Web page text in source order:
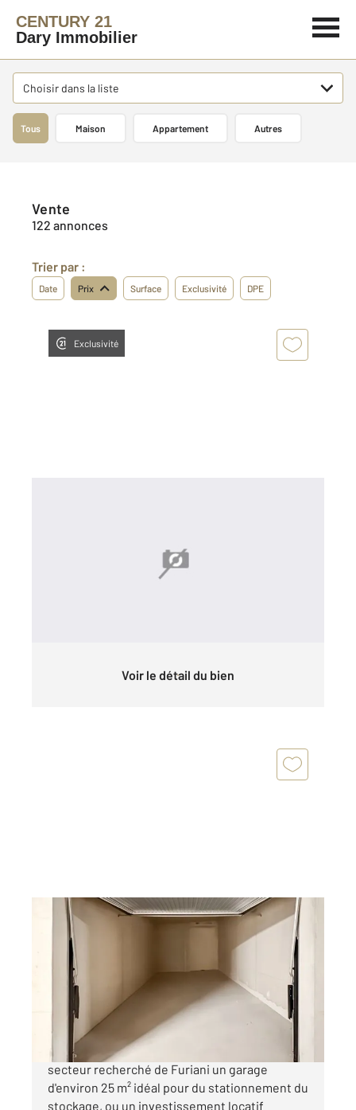
CENTURY 21
Dary Immobilier
Choisir dans la liste
Tous Maison Appartement Autres
Vente
122 annonces
Trier par :
Date Prix Surface Exclusivité DPE
Exclusivité
Parking à vendre
30 000 €
Voir le détail du bien
FURIANI 202
25 m
Ref : 812
Parking à vendre
33 000 €
Votre agence Century 21 vous propose sur le
secteur recherché de Furiani un garage
d'environ 25 m² idéal pour du stationnement du
stockage, ou un investissement locatif